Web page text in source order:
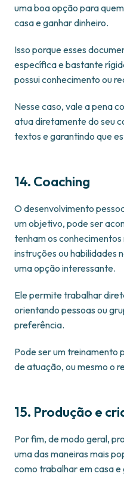
uma boa opção para
casa e ganhar dinheiro.
Isso porque esses
específica e bastante
possui conhecimento ou
Nesse caso, vale a pena
atua diretamente do seu
textos e garantindo que
14. Coaching
O desenvolvimento
um objetivo, pode ser
tenham os
instruções ou habilidades
uma opção interessante.
Ele permite trabalhar
orientando pessoas ou
preferência.
Pode ser um treinamento
de atuação, ou mesmo o
15. Produção e
Por fim, de modo geral,
uma das maneiras mais
como trabalhar em casa e